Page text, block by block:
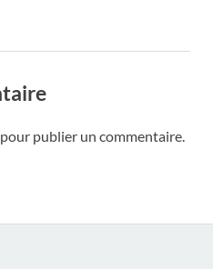
pour publier un commentaire.